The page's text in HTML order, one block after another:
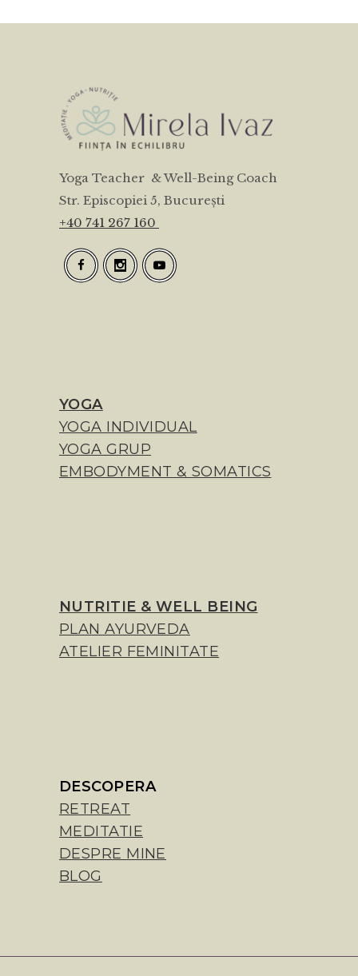
Yoga Teacher & Well-Being Coach
Str. Episcopiei 5, București
+40 741 267 160
YOGA
YOGA INDIVIDUAL
YOGA GRUP
EMBODYMENT & SOMATICS
NUTRITIE & WELL BEING
PLAN AYURVEDA
ATELIER FEMINITATE
DESCOPERA
RETREAT
MEDITATIE
DESPRE MINE
BLOG